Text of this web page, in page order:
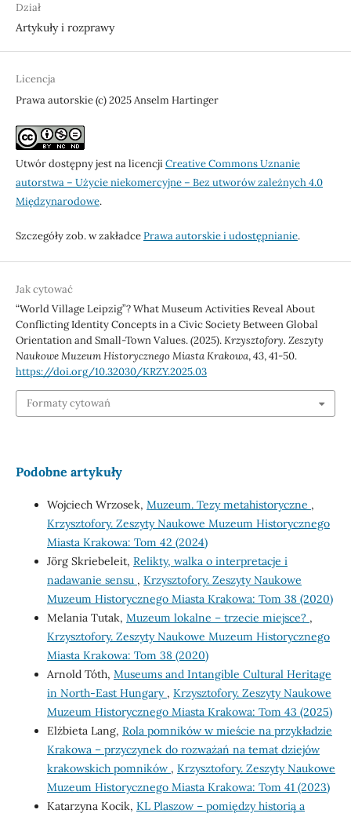
Dział
Artykuły i rozprawy
Licencja
Prawa autorskie (c) 2025 Anselm Hartinger
Utwór dostępny jest na licencjiCreative Commons Uznanie
autorstwa – Użycie niekomercyjne – Bez utworów zależnych 4.0
Międzynarodowe.
Szczegóły zob. w zakładcePrawa autorskie i udostępnianie.
Jak cytować
“World Village Leipzig”? What Museum Activities Reveal About
Conflicting Identity Concepts in a Civic Society Between Global
Orientation and Small-Town Values. (2025).Krzysztofory. Zeszyty
Naukowe Muzeum Historycznego Miasta Krakowa,43, 41-50.
https://doi.org/10.32030/KRZY.2025.03
Formaty cytowań
Podobne artykuły
Wojciech Wrzosek, Muzeum. Tezy metahistoryczne ,
Krzysztofory. Zeszyty Naukowe Muzeum Historycznego
Miasta Krakowa: Tom 42 (2024)
Jörg Skriebeleit, Relikty, walka o interpretacje i
nadawanie sensu , Krzysztofory. Zeszyty Naukowe
Muzeum Historycznego Miasta Krakowa: Tom 38 (2020)
Melania Tutak, Muzeum lokalne – trzecie miejsce? ,
Krzysztofory. Zeszyty Naukowe Muzeum Historycznego
Miasta Krakowa: Tom 38 (2020)
Arnold Tóth, Museums and Intangible Cultural Heritage
in North-East Hungary , Krzysztofory. Zeszyty Naukowe
Muzeum Historycznego Miasta Krakowa: Tom 43 (2025)
Elżbieta Lang, Rola pomników w mieście na przykładzie
Krakowa – przyczynek do rozważań na temat dziejów
krakowskich pomników , Krzysztofory. Zeszyty Naukowe
Muzeum Historycznego Miasta Krakowa: Tom 41 (2023)
Katarzyna Kocik, KL Plaszow – pomiędzy historią a